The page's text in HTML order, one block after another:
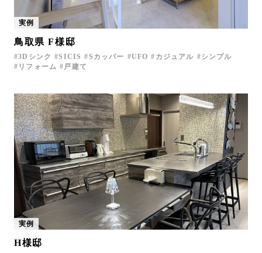
実例
鳥取県 F様邸
3Dシンク SICIS Sカッパー UFO カジュアル
シンプル
リフォーム
戸建て
実例
H様邸